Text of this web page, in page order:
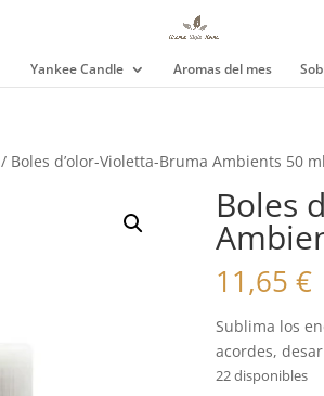
Yankee Candle Aromas del mes
/ Boles d’olor-Violetta-Bruma Ambients 50
Boles
11,65 €
Sublima los
acordes,
22 disponibles